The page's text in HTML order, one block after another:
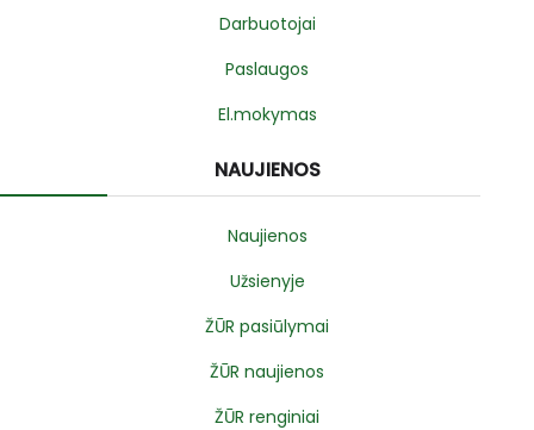
Darbuotojai
Paslaugos
El.mokymas
NAUJIENOS
Naujienos
Užsienyje
ŽŪR pasiūlymai
ŽŪR naujienos
ŽŪR renginiai